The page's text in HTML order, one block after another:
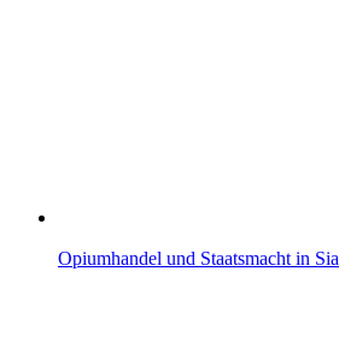
Opiumhandel und Staatsmacht in